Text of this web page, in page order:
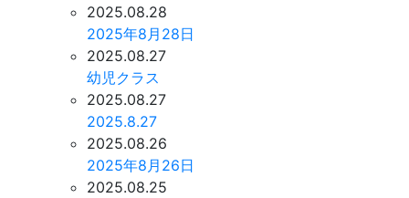
2025.08.28
2025年8月28日
2025.08.27
幼児クラス
2025.08.27
2025.8.27
2025.08.26
2025年8月26日
2025.08.25